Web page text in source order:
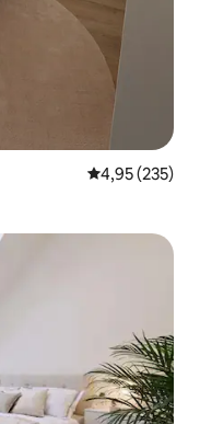
Prosječna
4,95 (235)